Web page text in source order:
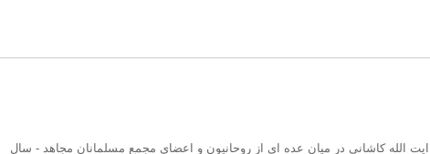
ایت الله کاشانی در میان عده ای از روحانیون و اعضای مجمع مسلمانان مجاهد - سال